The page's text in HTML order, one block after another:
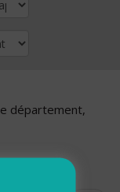
département,